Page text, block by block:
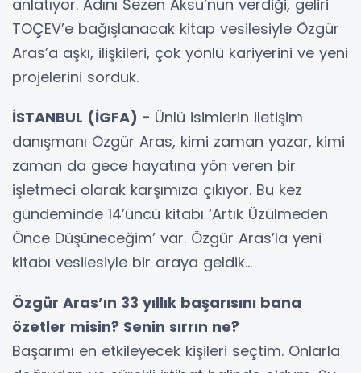
anlatıyor. Adını Sezen Aksu’nun verdiği, geliri
TOÇEV’e bağışlanacak kitap vesilesiyle Özgür
Aras’a aşkı, ilişkileri, çok yönlü kariyerini ve yeni
projelerini sorduk.
İSTANBUL (İGFA) - Ünlü isimlerin iletişim
danışmanı Özgür Aras, kimi zaman yazar, kimi
zaman da gece hayatına yön veren bir
işletmeci olarak karşımıza çıkıyor. Bu kez
gündeminde 14’üncü kitabı ‘Artık Üzülmeden
Önce Düşüneceğim’ var. Özgür Aras’la yeni
kitabı vesilesiyle bir araya geldik...
Özgür Aras’ın 33 yıllık başarısını bana
özetler misin? Senin sırrın ne?
Başarımı en etkileyecek kişileri seçtim. Onlarla